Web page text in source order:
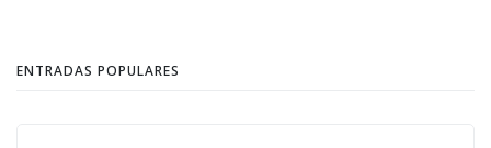
ENTRADAS POPULARES